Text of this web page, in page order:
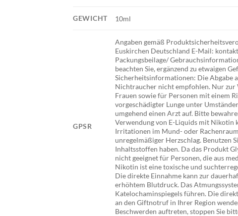
GEWICHT 10ml
GPSR
Angaben gemäß
Euskirchen Deutschland E-Mail:
Packungsbeilage/
beachten Sie, ergänzend zu etwaigen
Sicherheitsinformationen: Die Abgabe
Nichtraucher nicht empfohlen. Nur
Frauen sowie für Personen mit einem
vorgeschädigter Lunge unter
umgehend einen Arzt auf. Bitte
Verwendung von E-Liquids mit Nikotin
Irritationen im Mund- oder
unregelmäßiger Herzschlag. Benutzen
Inhaltsstoffen haben. Da das Produkt
nicht geeignet für Personen, die aus
Nikotin ist eine toxische und
Die direkte Einnahme kann zur
erhöhtem Blutdruck. Das
Katelochaminspiegels führen. Die
an den Giftnotruf in Ihrer Region
Beschwerden auftreten, stoppen Sie